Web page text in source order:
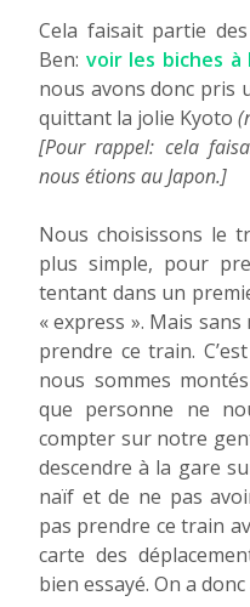
Cela faisait partie
Ben: voir les biches à
nous avons donc pris
quittant la jolie Kyoto
[Pour rappel: cela
nous étions au Japon.]
Nous choisissons le
plus simple, pour
tentant dans un
« express ». Mais
prendre ce train.
nous sommes
que personne ne
compter sur notre
descendre à la gare
naïf et de ne pas
pas prendre ce train
carte des
bien essayé. On a